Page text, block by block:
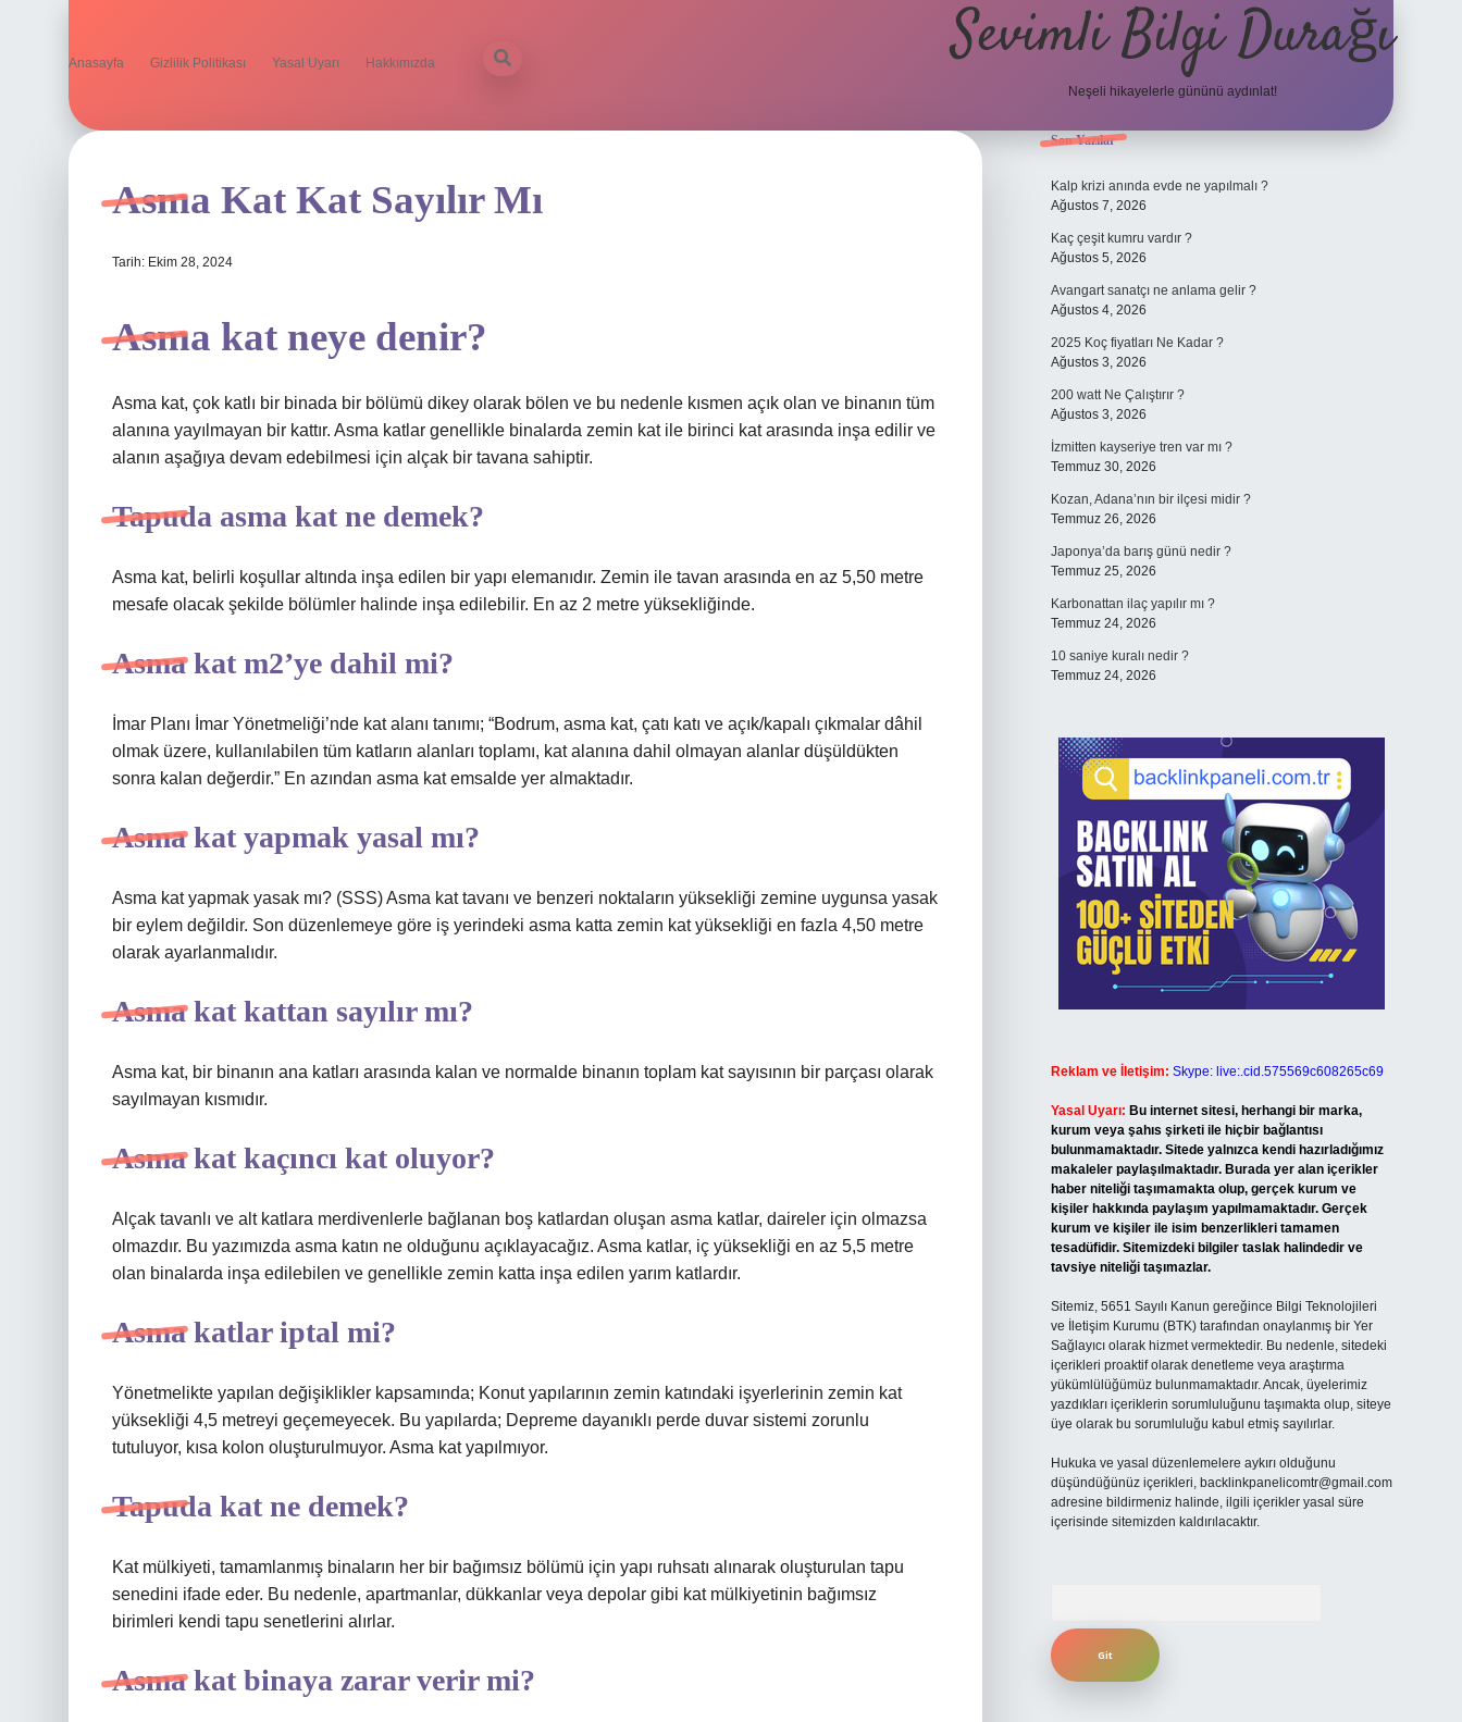
Anasayfa Gizlilik Politikası Yasal Uyarı Hakkımızda Sevimli Bilgi Durağı
Neşeli hikayelerle gününü aydınlat!
Asma Kat Kat Sayılır Mı
Tarih: Ekim 28, 2024
Asma kat neye denir?
Asma kat, çok katlı bir binada bir bölümü dikey olarak bölen ve bu nedenle kısmen açık olan ve binanın tüm
alanına yayılmayan bir kattır. Asma katlar genellikle binalarda zemin kat ile birinci kat arasında inşa edilir ve
alanın aşağıya devam edebilmesi için alçak bir tavana sahiptir.
Tapuda asma kat ne demek?
Asma kat, belirli koşullar altında inşa edilen bir yapı elemanıdır. Zemin ile tavan arasında en az 5,50 metre
mesafe olacak şekilde bölümler halinde inşa edilebilir. En az 2 metre yüksekliğinde.
Asma kat m2’ye dahil mi?
İmar Planı İmar Yönetmeliği’nde kat alanı tanımı; “Bodrum, asma kat, çatı katı ve açık/kapalı çıkmalar dâhil
olmak üzere, kullanılabilen tüm katların alanları toplamı, kat alanına dahil olmayan alanlar düşüldükten
sonra kalan değerdir.” En azından asma kat emsalde yer almaktadır.
Asma kat yapmak yasal mı?
Asma kat yapmak yasak mı? (SSS) Asma kat tavanı ve benzeri noktaların yüksekliği zemine uygunsa yasak
bir eylem değildir. Son düzenlemeye göre iş yerindeki asma katta zemin kat yüksekliği en fazla 4,50 metre
olarak ayarlanmalıdır.
Asma kat kattan sayılır mı?
Asma kat, bir binanın ana katları arasında kalan ve normalde binanın toplam kat sayısının bir parçası olarak
sayılmayan kısmıdır.
Asma kat kaçıncı kat oluyor?
Alçak tavanlı ve alt katlara merdivenlerle bağlanan boş katlardan oluşan asma katlar, daireler için olmazsa
olmazdır. Bu yazımızda asma katın ne olduğunu açıklayacağız. Asma katlar, iç yüksekliği en az 5,5 metre
olan binalarda inşa edilebilen ve genellikle zemin katta inşa edilen yarım katlardır.
Asma katlar iptal mi?
Yönetmelikte yapılan değişiklikler kapsamında; Konut yapılarının zemin katındaki işyerlerinin zemin kat
yüksekliği 4,5 metreyi geçemeyecek. Bu yapılarda; Depreme dayanıklı perde duvar sistemi zorunlu
tutuluyor, kısa kolon oluşturulmuyor. Asma kat yapılmıyor.
Tapuda kat ne demek?
Kat mülkiyeti, tamamlanmış binaların her bir bağımsız bölümü için yapı ruhsatı alınarak oluşturulan tapu
senedini ifade eder. Bu nedenle, apartmanlar, dükkanlar veya depolar gibi kat mülkiyetinin bağımsız
birimleri kendi tapu senetlerini alırlar.
Asma kat binaya zarar verir mi?
Sidebar
Son Yazılar
Kalp krizi anında evde ne yapılmalı ?
Ağustos 7, 2026
Kaç çeşit kumru vardır ?
Ağustos 5, 2026
Avangart sanatçı ne anlama gelir ?
Ağustos 4, 2026
2025 Koç fiyatları Ne Kadar ?
Ağustos 3, 2026
200 watt Ne Çalıştırır ?
Ağustos 3, 2026
İzmitten kayseriye tren var mı ?
Temmuz 30, 2026
Kozan, Adana’nın bir ilçesi midir ?
Temmuz 26, 2026
Japonya’da barış günü nedir ?
Temmuz 25, 2026
Karbonattan ilaç yapılır mı ?
Temmuz 24, 2026
10 saniye kuralı nedir ?
Temmuz 24, 2026
Reklam ve İletişim: Skype: live:.cid.575569c608265c69
Yasal Uyarı: Bu internet sitesi, herhangi bir marka,
kurum veya şahıs şirketi ile hiçbir bağlantısı
bulunmamaktadır. Sitede yalnızca kendi hazırladığımız
makaleler paylaşılmaktadır. Burada yer alan içerikler
haber niteliği taşımamakta olup, gerçek kurum ve
kişiler hakkında paylaşım yapılmamaktadır. Gerçek
kurum ve kişiler ile isim benzerlikleri tamamen
tesadüfidir. Sitemizdeki bilgiler taslak halindedir ve
tavsiye niteliği taşımazlar.
Sitemiz, 5651 Sayılı Kanun gereğince Bilgi Teknolojileri
ve İletişim Kurumu (BTK) tarafından onaylanmış bir Yer
Sağlayıcı olarak hizmet vermektedir. Bu nedenle, sitedeki
içerikleri proaktif olarak denetleme veya araştırma
yükümlülüğümüz bulunmamaktadır. Ancak, üyelerimiz
yazdıkları içeriklerin sorumluluğunu taşımakta olup, siteye
üye olarak bu sorumluluğu kabul etmiş sayılırlar.
Hukuka ve yasal düzenlemelere aykırı olduğunu
düşündüğünüz içerikleri, backlinkpanelicomtr@gmail.com
adresine bildirmeniz halinde, ilgili içerikler yasal süre
içerisinde sitemizden kaldırılacaktır.